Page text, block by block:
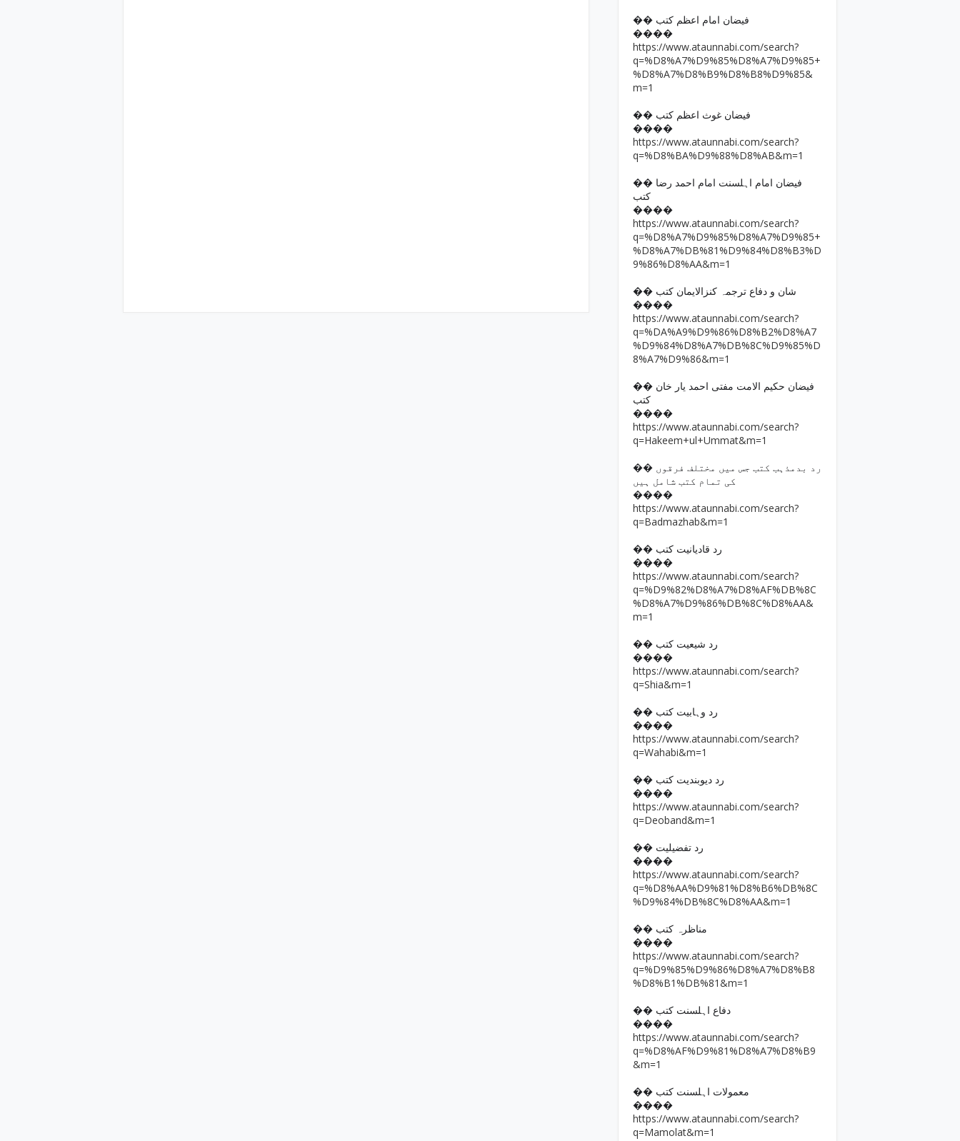
�� فیضان امام اعظم کتب
����
https://www.ataunnabi.com/search?
q=%D8%A7%D9%85%D8%A7%D9%85+
%D8%A7%D8%B9%D8%B8%D9%85&
m=1
�� فیضان غوث اعظم کتب
����
https://www.ataunnabi.com/search?
q=%D8%BA%D9%88%D8%AB&m=1
�� فیضان امام اہلسنت امام احمد رضا
کتب
����
https://www.ataunnabi.com/search?
q=%D8%A7%D9%85%D8%A7%D9%85+
%D8%A7%DB%81%D9%84%D8%B3%D
9%86%D8%AA&m=1
�� شان و دفاع ترجمہ کنزالایمان کتب
����
https://www.ataunnabi.com/search?
q=%DA%A9%D9%86%D8%B2%D8%A7
%D9%84%D8%A7%DB%8C%D9%85%D
8%A7%D9%86&m=1
�� فیضان حکیم الامت مفتی احمد یار خان
کتب
����
https://www.ataunnabi.com/search?
q=Hakeem+ul+Ummat&m=1
�� رد بدمذہب کتب جس میں مختلف فرقوں
کی تمام کتب شامل ہیں
����
https://www.ataunnabi.com/search?
q=Badmazhab&m=1
�� رد قادیانیت کتب
����
https://www.ataunnabi.com/search?
q=%D9%82%D8%A7%D8%AF%DB%8C
%D8%A7%D9%86%DB%8C%D8%AA&
m=1
�� رد شیعیت کتب
����
https://www.ataunnabi.com/search?
q=Shia&m=1
�� رد وہابیت کتب
����
https://www.ataunnabi.com/search?
q=Wahabi&m=1
�� رد دیوبندیت کتب
����
https://www.ataunnabi.com/search?
q=Deoband&m=1
�� رد تفضیلیت
����
https://www.ataunnabi.com/search?
q=%D8%AA%D9%81%D8%B6%DB%8C
%D9%84%DB%8C%D8%AA&m=1
�� مناظرہ کتب
����
https://www.ataunnabi.com/search?
q=%D9%85%D9%86%D8%A7%D8%B8
%D8%B1%DB%81&m=1
�� دفاع اہلسنت کتب
����
https://www.ataunnabi.com/search?
q=%D8%AF%D9%81%D8%A7%D8%B9
&m=1
�� معمولات اہلسنت کتب
����
https://www.ataunnabi.com/search?
q=Mamolat&m=1